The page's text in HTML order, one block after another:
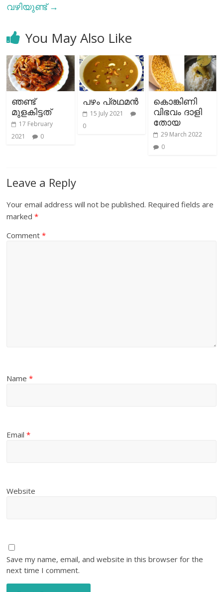
വഴിയുണ്ട്→
You May Also Like
ഞണ്ട്
മുളകിട്ടത്
17 February
2021
0
പഴം പ്രഥമൻ
15 July 2021
0
കൊങ്കിണി
വിഭവം ദാളി
തോയ
29 March 2022
0
Leave a Reply
Your email address will not be published. Required fields are
marked*
Comment*
Name*
Email*
Website
Save my name, email, and website in this browser for the
next time I comment.